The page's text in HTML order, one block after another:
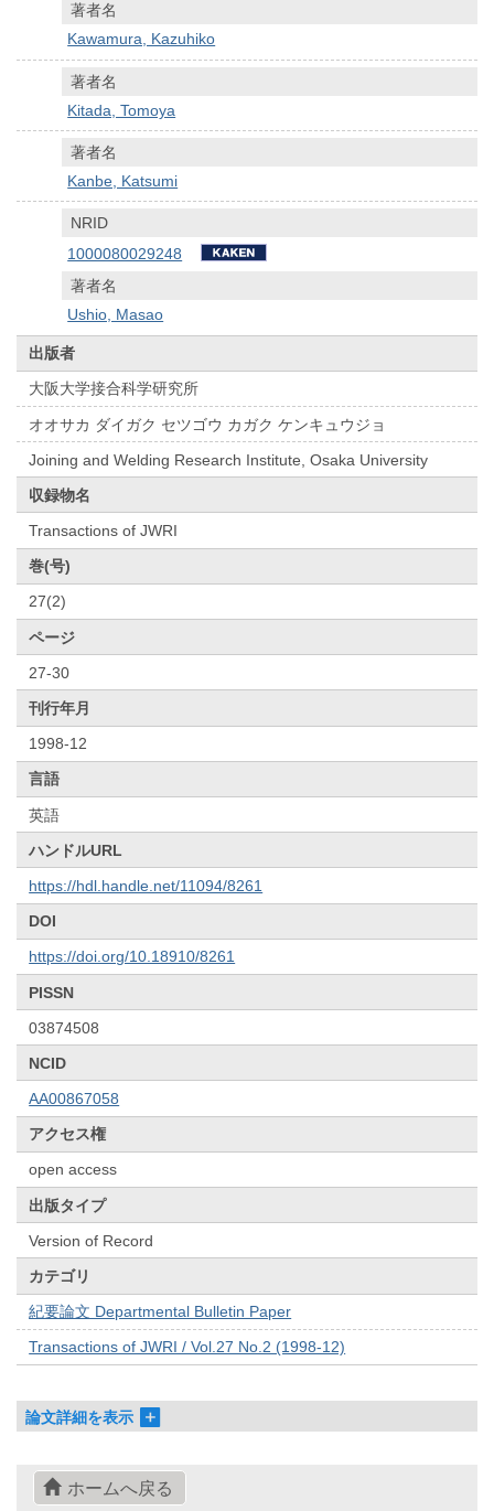
著者名
Kawamura, Kazuhiko
著者名
Kitada, Tomoya
著者名
Kanbe, Katsumi
NRID
1000080029248
著者名
Ushio, Masao
出版者
大阪大学接合科学研究所
オオサカ ダイガク セツゴウ カガク ケンキュウジョ
Joining and Welding Research Institute, Osaka University
収録物名
Transactions of JWRI
巻(号)
27(2)
ページ
27-30
刊行年月
1998-12
言語
英語
ハンドルURL
https://hdl.handle.net/11094/8261
DOI
https://doi.org/10.18910/8261
PISSN
03874508
NCID
AA00867058
アクセス権
open access
出版タイプ
Version of Record
カテゴリ
紀要論文 Departmental Bulletin Paper
Transactions of JWRI / Vol.27 No.2 (1998-12)
論文詳細を表示
ホームへ戻る